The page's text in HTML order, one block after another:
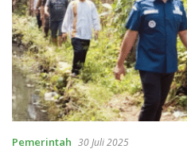
Pemerintah 30 Juli 2025